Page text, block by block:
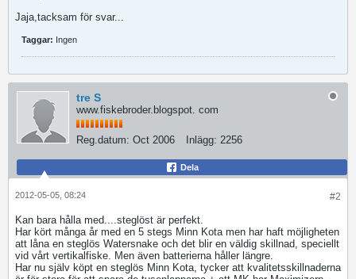
Jaja,tacksam för svar...
Taggar: Ingen
tre S
www.fiskebroder.blogspot. com
Reg.datum: Oct 2006 Inlägg: 2256
Dela
#2
2012-05-05, 08:24
Kan bara hålla med....steglöst är perfekt.
Har kört många år med en 5 stegs Minn Kota men har haft möjligheten
att låna en steglös Watersnake och det blir en väldig skillnad, speciellt
vid vårt vertikalfiske. Men även batterierna håller längre.
Har nu själv köpt en steglös Minn Kota, tycker att kvalitetsskillnaderna